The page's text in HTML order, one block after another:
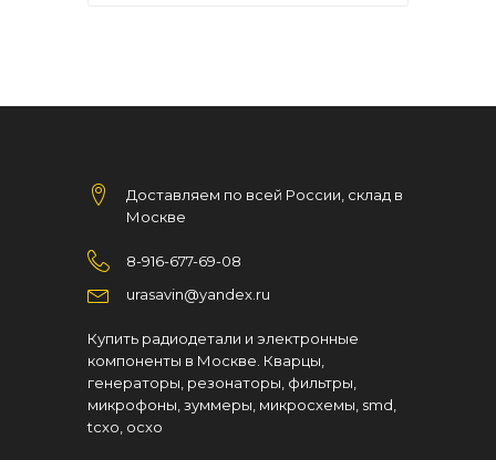
Доставляем по всей России, склад в
Москве
8-916-677-69-08
urasavin@yandex.ru
Купить радиодетали и электронные
компоненты в Москве. Кварцы,
генераторы, резонаторы, фильтры,
микрофоны, зуммеры, микросхемы, smd,
tcxo, ocxo